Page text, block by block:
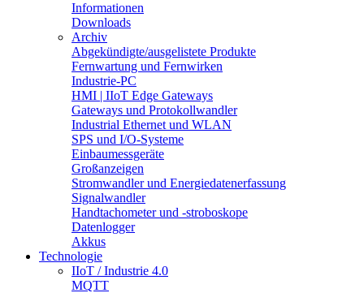
Informationen
Downloads
Archiv
Abgekündigte/ausgelistete Produkte
Fernwartung und Fernwirken
Industrie-PC
HMI | IIoT Edge Gateways
Gateways und Protokollwandler
Industrial Ethernet und WLAN
SPS und I/O-Systeme
Einbaumessgeräte
Großanzeigen
Stromwandler und Energiedatenerfassung
Signalwandler
Handtachometer und -stroboskope
Datenlogger
Akkus
Technologie
IIoT / Industrie 4.0
MQTT